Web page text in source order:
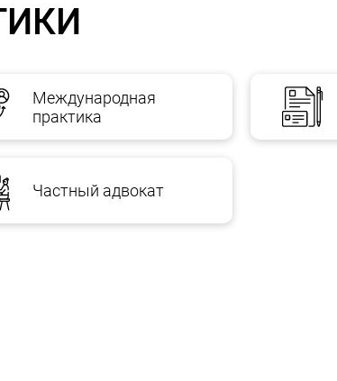
Международная
практика
Частный адвокат